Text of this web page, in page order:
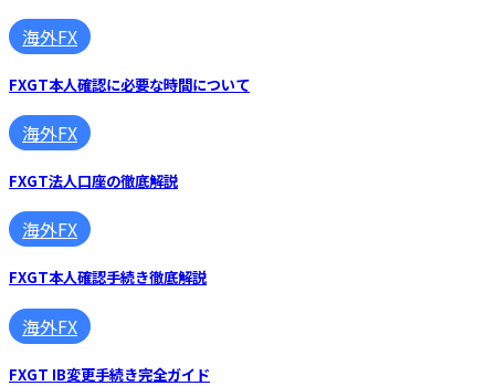
海外FX
FXGT本人確認に必要な時間について
海外FX
FXGT法人口座の徹底解説
海外FX
FXGT本人確認手続き徹底解説
海外FX
FXGT IB変更手続き完全ガイド